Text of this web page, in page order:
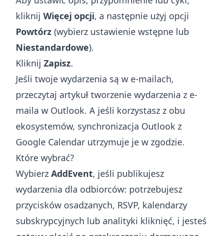
kliknij Więcej opcji, a następnie użyj opcji
Powtórz (wybierz ustawienie wstępne lub
Niestandardowe).
Kliknij Zapisz.
Jeśli twoje wydarzenia są w e-mailach,
przeczytaj artykuł tworzenie wydarzenia z e-
maila w Outlook. A jeśli korzystasz z obu
ekosystemów, synchronizacja Outlook z
Google Calendar utrzymuje je w zgodzie.
Które wybrać?
Wybierz AddEvent, jeśli publikujesz
wydarzenia dla odbiorców: potrzebujesz
przycisków osadzanych, RSVP, kalendarzy
subskrypcyjnych lub analityki kliknięć, i jesteś